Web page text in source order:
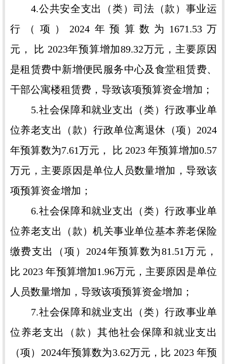
4.公共安全支出（类）司法（款）事业运
行（项）2024年预算数为1671.53万
元， 比 2023年预算增加89.32万元，主要原因
是租赁费中新增便民服务中心及食堂租赁费、
干部公寓楼租赁费，导致该项预算资金增加；
5.社会保障和就业支出（类）行政事业单
位养老支出（款）行政单位离退休（项）2024
年预算数为7.61万元， 比 2023 年预算增加0.57
万元，主要原因是单位人员数量增加，导致该
项预算资金增加；
6.社会保障和就业支出（类）行政事业单
位养老支出（款）机关事业单位基本养老保险
缴费支出（项）2024年预算数为81.51万元，
比 2023 年预算增加1.96万元，主要原因是单位
人员数量增加，导致该项预算资金增加；
7.社会保障和就业支出（类）行政事业单
位养老支出（款）其他社会保障和就业支出
（项）2024年预算数为3.62万元，比 2023 年预